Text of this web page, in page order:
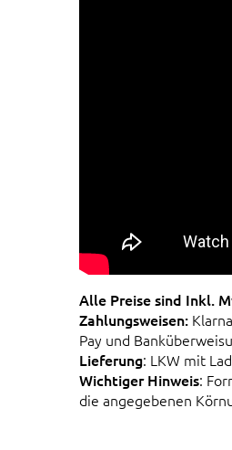
Alle Preise sind Inkl.
Zahlungsweisen:
Pay und
Lieferung: LKW mit
Wichtiger Hinweis:
die angegebenen